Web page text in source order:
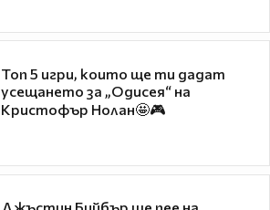
Топ 5 игри, които ще ти дадат
усещането за „Одисея“ на
Кристофър Нолан🤩🎮